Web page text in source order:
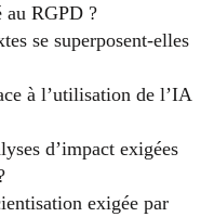
au RGPD ?
se superposent-elles
à l’utilisation de l’IA
d’impact exigées
exigée par